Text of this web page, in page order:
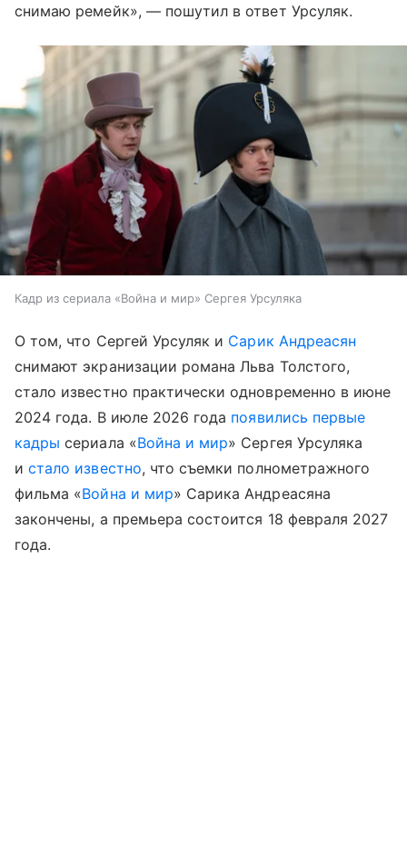
снимаю ремейк», — пошутил в ответ Урсуляк.
Кадр из сериала «Война и мир» Сергея Урсуляка
О том, что Сергей Урсуляк и Сарик Андреасян
снимают экранизации романа Льва Толстого,
стало известно практически одновременно в июне
2024 года. В июле 2026 года появились первые
кадры сериала «Война и мир» Сергея Урсуляка
истало известно, что съемки полнометражного
фильма «Война и мир» Сарика Андреасяна
закончены, а премьера состоится 18 февраля 2027
года.